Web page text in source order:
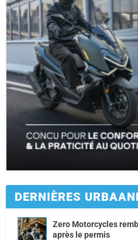
DERNIÈRES
Zero Motorcycles
après le permis